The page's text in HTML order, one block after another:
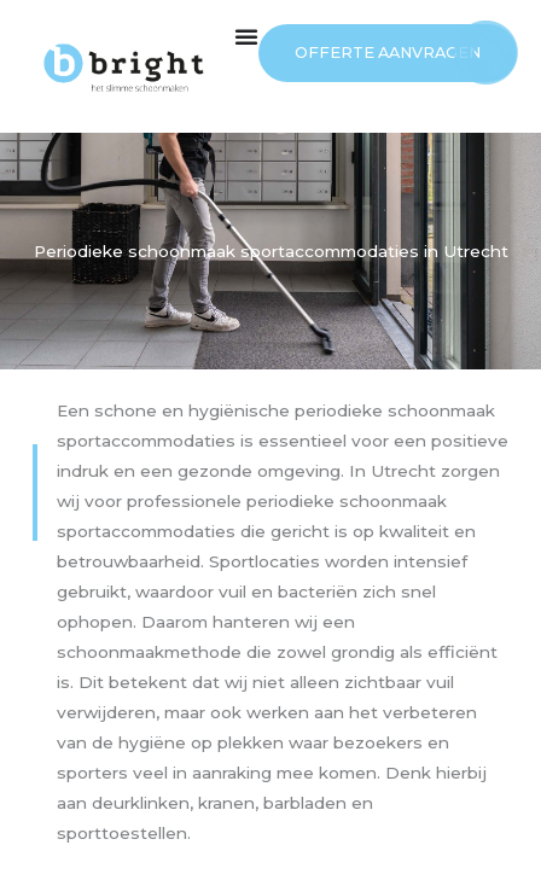
OFFERTE AANVRAGEN
Periodieke schoonmaak sportaccommodaties in Utrecht
Een schone en hygiënische periodieke schoonmaak
sportaccommodaties is essentieel voor een positieve
indruk en een gezonde omgeving. In Utrecht zorgen
wij voor professionele periodieke schoonmaak
sportaccommodaties die gericht is op kwaliteit en
betrouwbaarheid. Sportlocaties worden intensief
gebruikt, waardoor vuil en bacteriën zich snel
ophopen. Daarom hanteren wij een
schoonmaakmethode die zowel grondig als efficiënt
is. Dit betekent dat wij niet alleen zichtbaar vuil
verwijderen, maar ook werken aan het verbeteren
van de hygiëne op plekken waar bezoekers en
sporters veel in aanraking mee komen. Denk hierbij
aan deurklinken, kranen, barbladen en
sporttoestellen.